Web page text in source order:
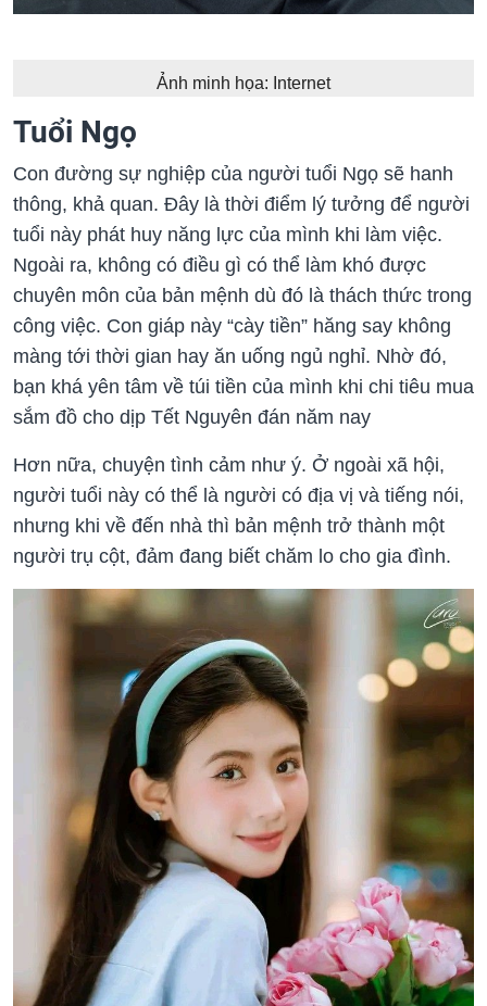
Ảnh minh họa: Internet
Tuổi Ngọ
Con đường sự nghiệp của người tuổi Ngọ sẽ hanh
thông, khả quan. Đây là thời điểm lý tưởng để người
tuổi này phát huy năng lực của mình khi làm việc.
Ngoài ra, không có điều gì có thể làm khó được
chuyên môn của bản mệnh dù đó là thách thức trong
công việc. Con giáp này “cày tiền” hăng say không
màng tới thời gian hay ăn uống ngủ nghỉ. Nhờ đó,
bạn khá yên tâm về túi tiền của mình khi chi tiêu mua
sắm đồ cho dịp Tết Nguyên đán năm nay
Hơn nữa, chuyện tình cảm như ý. Ở ngoài xã hội,
người tuổi này có thể là người có địa vị và tiếng nói,
nhưng khi về đến nhà thì bản mệnh trở thành một
người trụ cột, đảm đang biết chăm lo cho gia đình.